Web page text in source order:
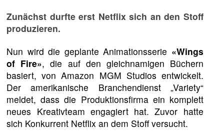
Zunächst durfte erst Netflix sich an den Stoff
produzieren.
Nun wird die geplante Animationsserie «Wings
of Fire», die auf den gleichnamigen Büchern
basiert, von Amazon MGM Studios entwickelt.
Der amerikanische Branchendienst „Variety“
meldet, dass die Produktionsfirma ein komplett
neues Kreativteam engagiert hat. Zuvor hatte
sich Konkurrent Netflix an dem Stoff versucht.